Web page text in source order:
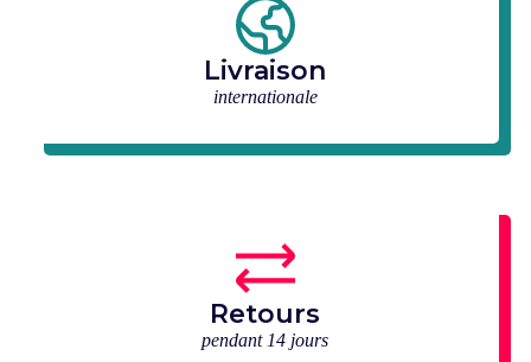
Livraison
internationale
Retours
pendant 14 jours